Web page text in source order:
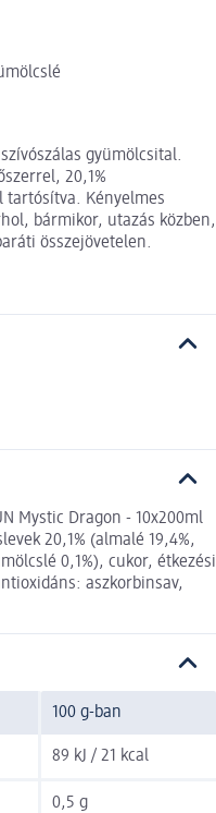
gyümölcsital.
20,1%
tartósítva. Kényelmes
bármikor, utazás közben,
összejövetelen.
Mystic Dragon - 10x200ml
20,1% (almalé 19,4%,
0,1%), cukor, étkezési
aszkorbinsav,
100 g-ban
89 kJ / 21 kcal
0,5 g